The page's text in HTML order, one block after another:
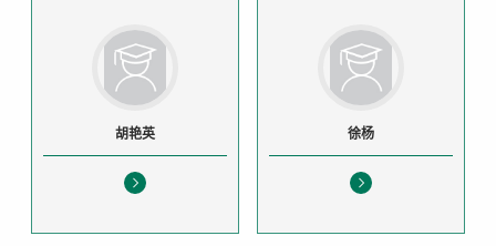
胡艳英 徐杨